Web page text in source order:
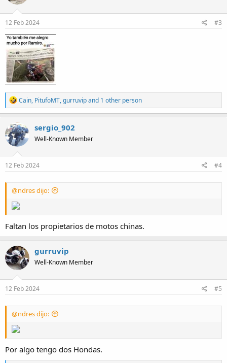
n
s
12 Feb 2024 #3
R
e
a
c
t
i
o
n
s
Cain, PitufoMT,gurruvipand 1 other person
sergio_902
Well-Known Member
12 Feb 2024 #4
@ndres dijo:
Faltan los propietarios de motos chinas.
gurruvip
Well-Known Member
12 Feb 2024 #5
@ndres dijo:
Por algo tengo dos Hondas.